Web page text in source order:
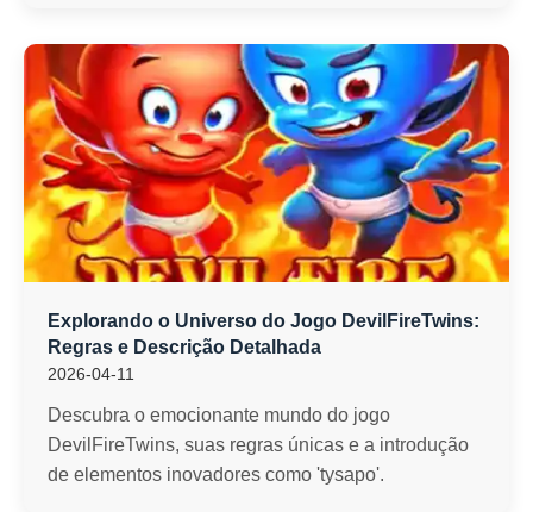
Explorando o Universo do Jogo DevilFireTwins:
Regras e Descrição Detalhada
2026-04-11
Descubra o emocionante mundo do jogo
DevilFireTwins, suas regras únicas e a introdução
de elementos inovadores como 'tysapo'.